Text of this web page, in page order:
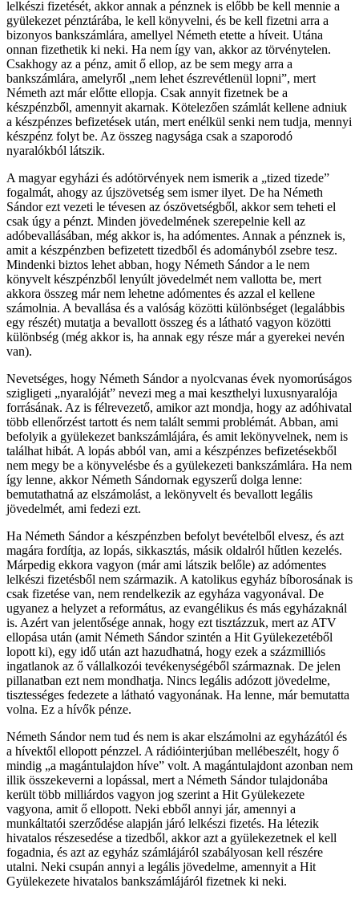
lelkészi fizetését, akkor annak a pénznek is előbb be kell mennie a
gyülekezet pénztárába, le kell könyvelni, és be kell fizetni arra a
bizonyos bankszámlára, amellyel Németh etette a híveit. Utána
onnan fizethetik ki neki. Ha nem így van, akkor az törvénytelen.
Csakhogy az a pénz, amit ő ellop, az be sem megy arra a
bankszámlára, amelyről „nem lehet észrevétlenül lopni”, mert
Németh azt már előtte ellopja. Csak annyit fizetnek be a
készpénzből, amennyit akarnak. Kötelezően számlát kellene adniuk
a készpénzes befizetések után, mert enélkül senki nem tudja, mennyi
készpénz folyt be. Az összeg nagysága csak a szaporodó
nyaralókból látszik.
A magyar egyházi és adótörvények nem ismerik a „tized tizede”
fogalmát, ahogy az újszövetség sem ismer ilyet. De ha Németh
Sándor ezt vezeti le tévesen az ószövetségből, akkor sem teheti el
csak úgy a pénzt. Minden jövedelmének szerepelnie kell az
adóbevallásában, még akkor is, ha adómentes. Annak a pénznek is,
amit a készpénzben befizetett tizedből és adományból zsebre tesz.
Mindenki biztos lehet abban, hogy Németh Sándor a le nem
könyvelt készpénzből lenyúlt jövedelmét nem vallotta be, mert
akkora összeg már nem lehetne adómentes és azzal el kellene
számolnia. A bevallása és a valóság közötti különbséget (legalábbis
egy részét) mutatja a bevallott összeg és a látható vagyon közötti
különbség (még akkor is, ha annak egy része már a gyerekei nevén
van).
Nevetséges, hogy Németh Sándor a nyolcvanas évek nyomorúságos
szigligeti „nyaralóját” nevezi meg a mai keszthelyi luxusnyaralója
forrásának. Az is félrevezető, amikor azt mondja, hogy az adóhivatal
több ellenőrzést tartott és nem talált semmi problémát. Abban, ami
befolyik a gyülekezet bankszámlájára, és amit lekönyvelnek, nem is
találhat hibát. A lopás abból van, ami a készpénzes befizetésekből
nem megy be a könyvelésbe és a gyülekezeti bankszámlára. Ha nem
így lenne, akkor Németh Sándornak egyszerű dolga lenne:
bemutathatná az elszámolást, a lekönyvelt és bevallott legális
jövedelmét, ami fedezi ezt.
Ha Németh Sándor a készpénzben befolyt bevételből elvesz, és azt
magára fordítja, az lopás, sikkasztás, másik oldalról hűtlen kezelés.
Márpedig ekkora vagyon (már ami látszik belőle) az adómentes
lelkészi fizetésből nem származik. A katolikus egyház bíborosának is
csak fizetése van, nem rendelkezik az egyháza vagyonával. De
ugyanez a helyzet a református, az evangélikus és más egyházaknál
is. Azért van jelentősége annak, hogy ezt tisztázzuk, mert az ATV
ellopása után (amit Németh Sándor szintén a Hit Gyülekezetéből
lopott ki), egy idő után azt hazudhatná, hogy ezek a százmilliós
ingatlanok az ő vállalkozói tevékenységéből származnak. De jelen
pillanatban ezt nem mondhatja. Nincs legális adózott jövedelme,
tisztességes fedezete a látható vagyonának. Ha lenne, már bemutatta
volna. Ez a hívők pénze.
Németh Sándor nem tud és nem is akar elszámolni az egyházától és
a hívektől ellopott pénzzel. A rádióinterjúban mellébeszélt, hogy ő
mindig „a magántulajdon híve” volt. A magántulajdont azonban nem
illik összekeverni a lopással, mert a Németh Sándor tulajdonába
került több milliárdos vagyon jog szerint a Hit Gyülekezete
vagyona, amit ő ellopott. Neki ebből annyi jár, amennyi a
munkáltatói szerződése alapján járó lelkészi fizetés. Ha létezik
hivatalos részesedése a tizedből, akkor azt a gyülekezetnek el kell
fogadnia, és azt az egyház számlájáról szabályosan kell részére
utalni. Neki csupán annyi a legális jövedelme, amennyit a Hit
Gyülekezete hivatalos bankszámlájáról fizetnek ki neki.